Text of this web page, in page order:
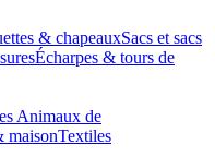
& chapeauxSacs et sacs
Écharpes & tours de
Animaux de
maisonTextiles